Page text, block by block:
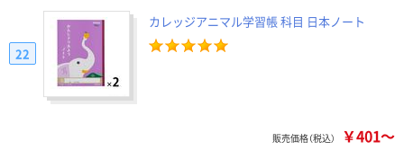
カレッジアニマル学習帳 科目 日本ノート
22
販売価格（税込） ￥401～